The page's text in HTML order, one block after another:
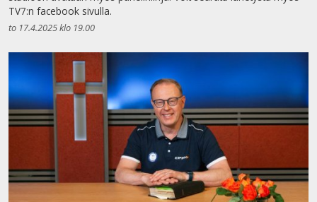
TV7:n facebook sivulla.
to 17.4.2025 klo 19.00